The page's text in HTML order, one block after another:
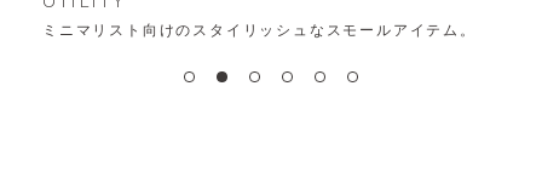
ミニマリスト向けのスタイリッシュなスモールアイテム。